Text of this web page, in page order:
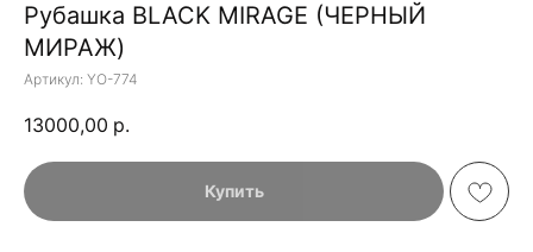
Рубашка BLACK MIRAGE (ЧЕРНЫЙ
МИРАЖ)
Артикул: YO-774
13000,00 р.
Купить